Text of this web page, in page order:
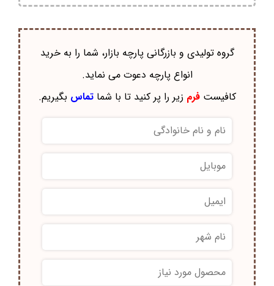
گروه تولیدی و بازرگانی پارچه بازار، شما را به خرید
انواع پارچه دعوت می نماید.
کافیستفرم زیر را پر کنید تا با شماتماس بگیریم.
*